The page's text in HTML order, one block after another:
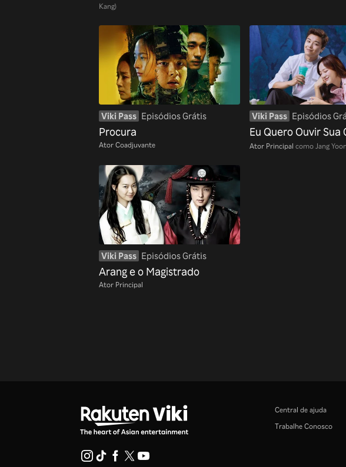
Kang)
Viki Pass Episódios Grátis
Procura
Ator Coadjuvante
Viki Pass Episódios
Eu Quero Ouvir Sua
Ator Principal como Jang Yoon
Viki Pass Episódios Grátis
Arang e o Magistrado
Ator Principal
Central de ajuda
Trabalhe Conosco